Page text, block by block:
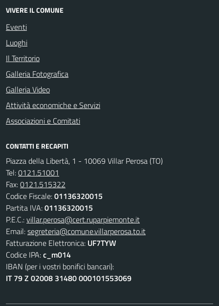
VIVERE IL COMUNE
Eventi
Luoghi
Il Territorio
Galleria Fotografica
Galleria Video
Attività economiche e Servizi
Associazioni e Comitati
CONTATTI E RECAPITI
Piazza della Libertà, 1 - 10069 Villar Perosa (TO)
Tel:0121.51001
Fax:0121.515322
Codice Fiscale:01136320015
Partita IVA:01136320015
P.E.C.:villar.perosa@cert.ruparpiemonte.it
Email:segreteria@comune.villarperosa.to.it
Fatturazione Elettronica: UF7TYW
Codice IPA:c_m014
IBAN (per i vostri bonifici bancari):
IT 79 Z 02008 31480 000101553069